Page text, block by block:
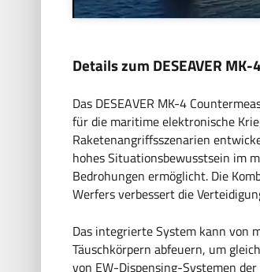
Details zum DESEAVER MK-4
Das DESEAVER MK-4
für die maritime elektronische
Raketenangriffsszenarien
hohes Situationsbewusstsein im
Bedrohungen ermöglicht. Die
Werfers verbessert die
Das integrierte System kann von
Täuschkörpern abfeuern, um
von EW-Dispensing-Systemen